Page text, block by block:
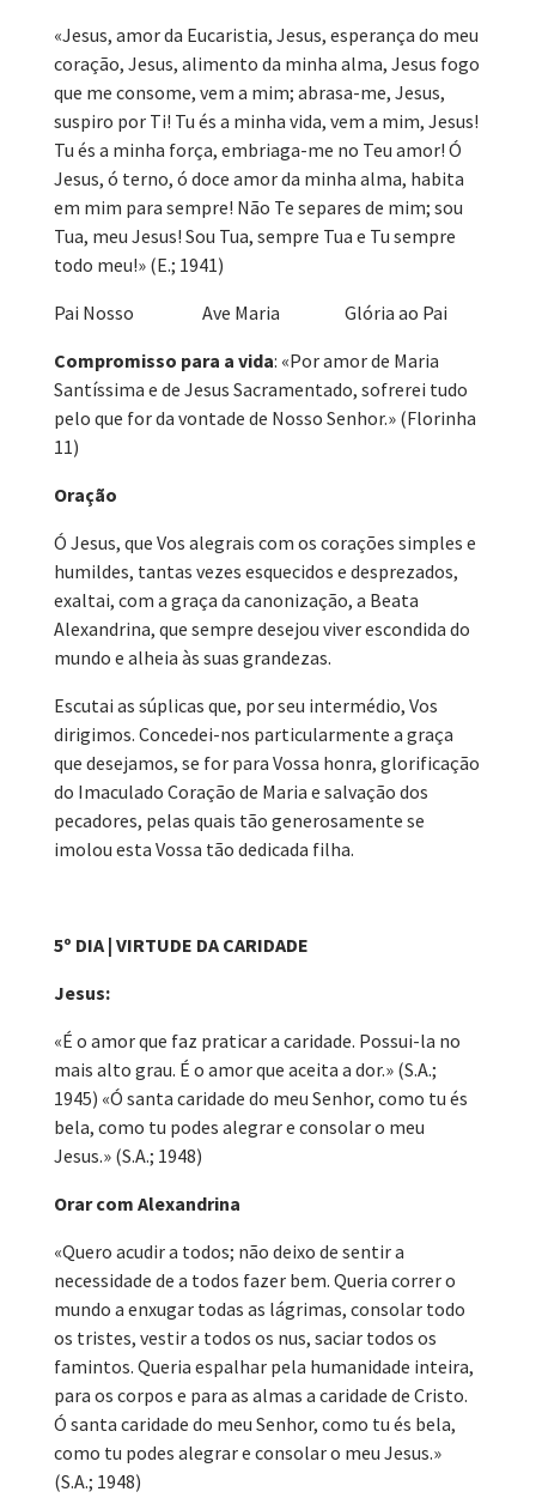
«Jesus, amor da Eucaristia, Jesus, esperança do meu
coração, Jesus, alimento da minha alma, Jesus fogo
que me consome, vem a mim; abrasa-me, Jesus,
suspiro por Ti! Tu és a minha vida, vem a mim, Jesus!
Tu és a minha força, embriaga-me no Teu amor! Ó
Jesus, ó terno, ó doce amor da minha alma, habita
em mim para sempre! Não Te separes de mim; sou
Tua, meu Jesus! Sou Tua, sempre Tua e Tu sempre
todo meu!» (E.; 1941)
Pai Nosso Ave Maria Glória ao Pai
Compromisso para a vida: «Por amor de Maria
Santíssima e de Jesus Sacramentado, sofrerei tudo
pelo que for da vontade de Nosso Senhor.» (Florinha
11)
Oração
Ó Jesus, que Vos alegrais com os corações simples e
humildes, tantas vezes esquecidos e desprezados,
exaltai, com a graça da canonização, a Beata
Alexandrina, que sempre desejou viver escondida do
mundo e alheia às suas grandezas.
Escutai as súplicas que, por seu intermédio, Vos
dirigimos. Concedei-nos particularmente a graça
que desejamos, se for para Vossa honra, glorificação
do Imaculado Coração de Maria e salvação dos
pecadores, pelas quais tão generosamente se
imolou esta Vossa tão dedicada filha.
5º DIA | VIRTUDE DA CARIDADE
Jesus:
«É o amor que faz praticar a caridade. Possui-la no
mais alto grau. É o amor que aceita a dor.» (S.A.;
1945) «Ó santa caridade do meu Senhor, como tu és
bela, como tu podes alegrar e consolar o meu
Jesus.» (S.A.; 1948)
Orar com Alexandrina
«Quero acudir a todos; não deixo de sentir a
necessidade de a todos fazer bem. Queria correr o
mundo a enxugar todas as lágrimas, consolar todo
os tristes, vestir a todos os nus, saciar todos os
famintos. Queria espalhar pela humanidade inteira,
para os corpos e para as almas a caridade de Cristo.
Ó santa caridade do meu Senhor, como tu és bela,
como tu podes alegrar e consolar o meu Jesus.»
(S.A.; 1948)